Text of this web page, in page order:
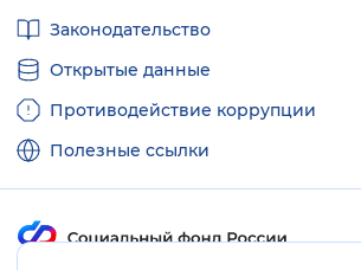
ссылкиЗаконодательство
Открытые данные
Противодействие коррупции
Полезные ссылки